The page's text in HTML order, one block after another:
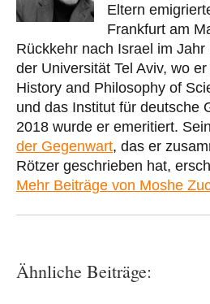
Eltern
Frankfurt am
Rückkehr nach Israel im
der Universität Tel Aviv, wo
History and Philosophy of
und das Institut für deutsche
2018 wurde er emeritiert.
der Gegenwart, das er
Rötzer geschrieben hat,
Mehr Beiträge von Moshe
Ähnliche Beiträge: